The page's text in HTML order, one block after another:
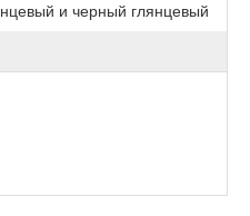
и черный глянцевый